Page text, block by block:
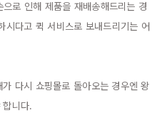
로 인해 제품을 재배송해드리는 경
시다고 퀵 서비스로 보내드리기는 어
다시 쇼핑몰로 돌아오는 경우엔 왕
합니다.